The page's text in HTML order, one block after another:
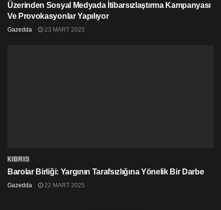
Üzerinden Sosyal Medyada İtibarsızlaştırma Kampanyası
Ve Provokasyonlar Yapılıyor
Gazedda 23 MART 2025
KIBRIS
Barolar Birliği: Yargının Tarafsızlığına Yönelik Bir Darbe
Gazedda 22 MART 2025